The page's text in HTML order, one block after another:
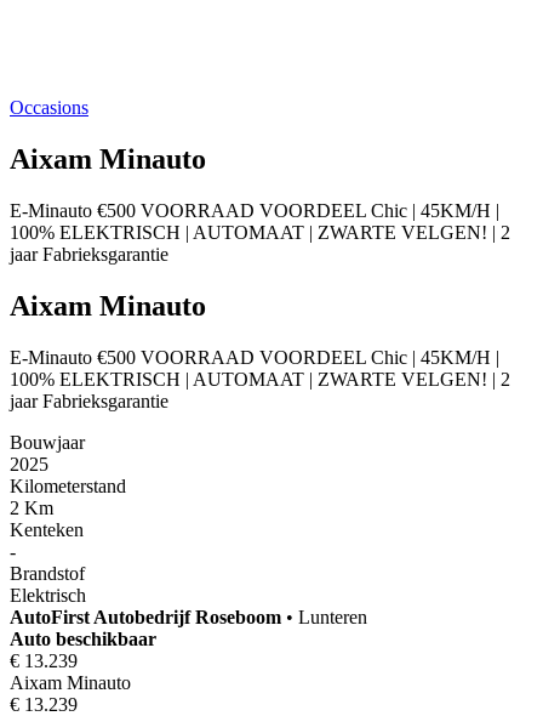
Occasions
Aixam Minauto
E-Minauto €500 VOORRAAD VOORDEEL Chic | 45KM/H |
100% ELEKTRISCH | AUTOMAAT | ZWARTE VELGEN! | 2
jaar Fabrieksgarantie
Aixam Minauto
E-Minauto €500 VOORRAAD VOORDEEL Chic | 45KM/H |
100% ELEKTRISCH | AUTOMAAT | ZWARTE VELGEN! | 2
jaar Fabrieksgarantie
Bouwjaar
2025
Kilometerstand
2 Km
Kenteken
-
Brandstof
Elektrisch
AutoFirst Autobedrijf Roseboom • Lunteren
Auto beschikbaar
€ 13.239
Aixam Minauto
€ 13.239